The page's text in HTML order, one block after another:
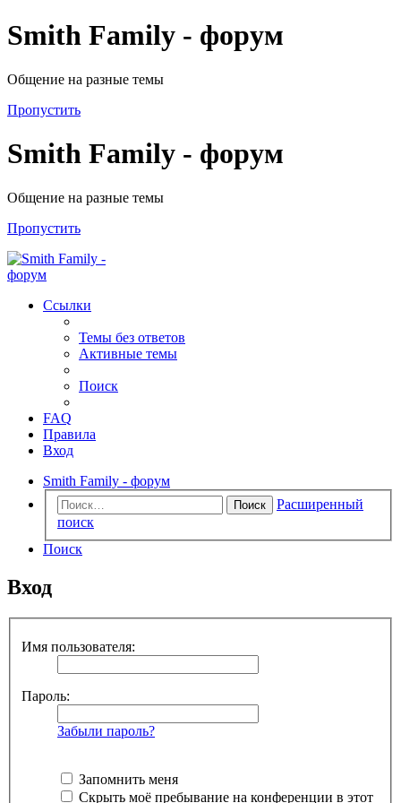
Smith Family - форум
Общение на разные темы
Пропустить
Smith Family - форум
Общение на разные темы
Пропустить
Ссылки
Темы без ответов
Активные темы
Поиск
FAQ
Правила
Вход
Smith Family - форум
Поиск
Расширенный
поиск
Поиск
Вход
Имя пользователя:
Пароль:
Забыли пароль?
Запомнить меня
Скрыть моё пребывание на конференции в этот